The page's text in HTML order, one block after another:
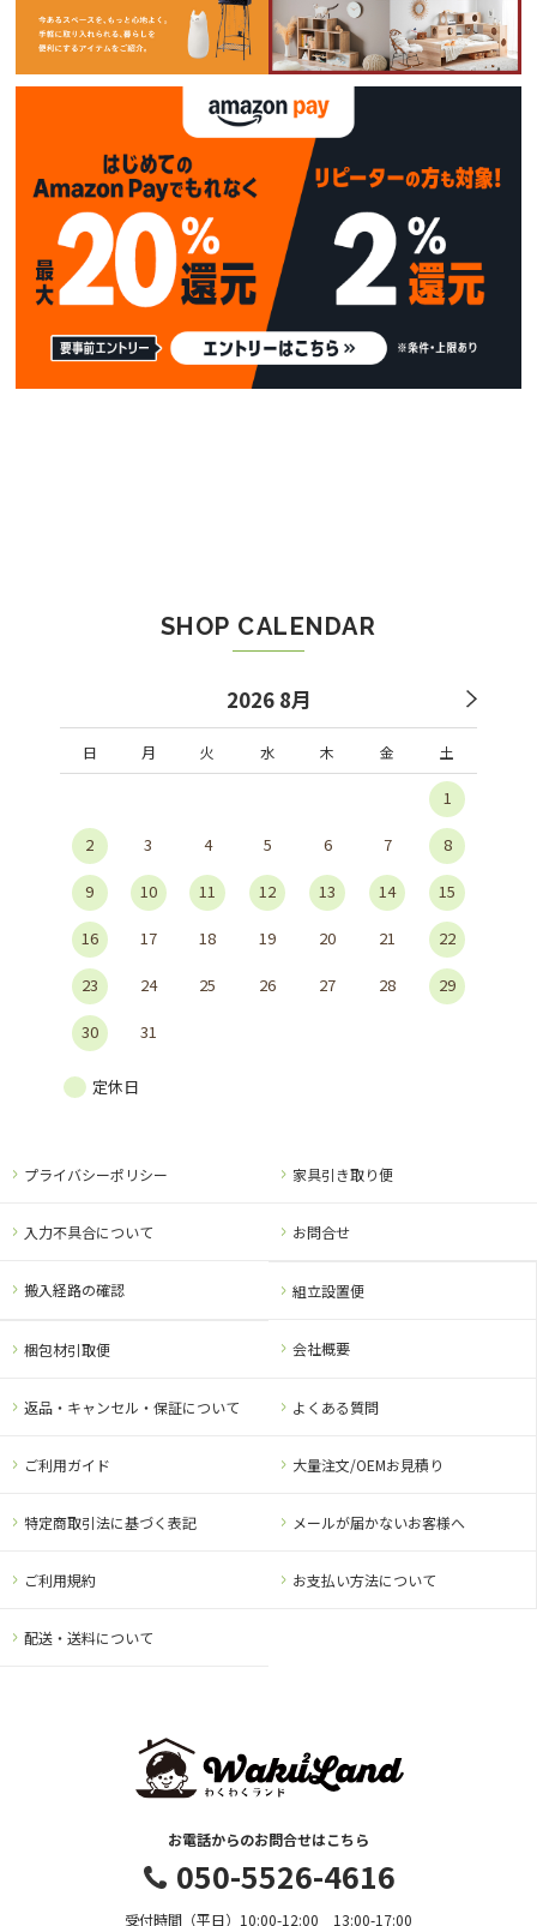
SHOP CALENDAR
2026 8月
日 月 火 水 木 金 土
1
2 3 4 5 6 7 8
9 10 11 12 13 14 15
16 17 18 19 20 21 22
23 24 25 26 27 28 29
30 31
定休日
お電話からのお問合せはこちら
050-5526-4616
受付時間（平日）10:00-12:00 13:00-17:00
組立設置便
ご利用ガイド
ご利用規約
会社概要
大量注文/OEMお見積り
お支払い方法について
よくある質問
特定商取引法に基づく表記
配送・送料について
梱包材引取便
メールが届かないお客様へ
返品・キャンセル・保証について
プライバシーポリシー 家具引き取り便
入力不具合について お問合せ
搬入経路の確認